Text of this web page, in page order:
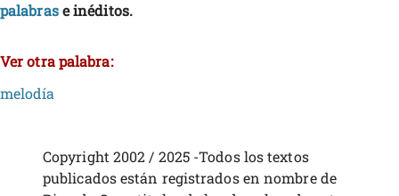
palabrase inéditos.
Ver otra palabra:
melodía
Copyright 2002 / 2025 -Todos los textos
publicados están registrados en nombre de